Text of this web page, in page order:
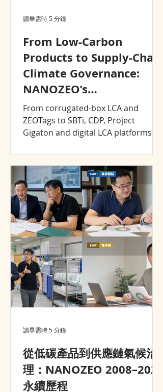
From Low-Carbon
Products to Supply-Chain
Climate Governance:
NANOZEO’s
Sustainability Journey,
2008–2026
From corrugated-box LCA and
ZEOTags to SBTi, CDP, Project
Gigaton and digital LCA platforms,
turned sustainability into product
advantage, customer value and
market growth.
讀畢需時 5 分鐘
從低碳產品到供應鏈氣候治
理：NANOZEO 2008–2026
永續歷程
讀畢需時 5 分鐘